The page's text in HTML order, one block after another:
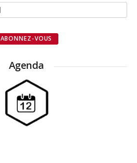
Agenda